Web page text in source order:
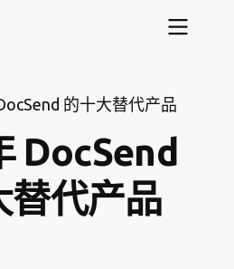
的十大替代产品
DocSend
替代产品